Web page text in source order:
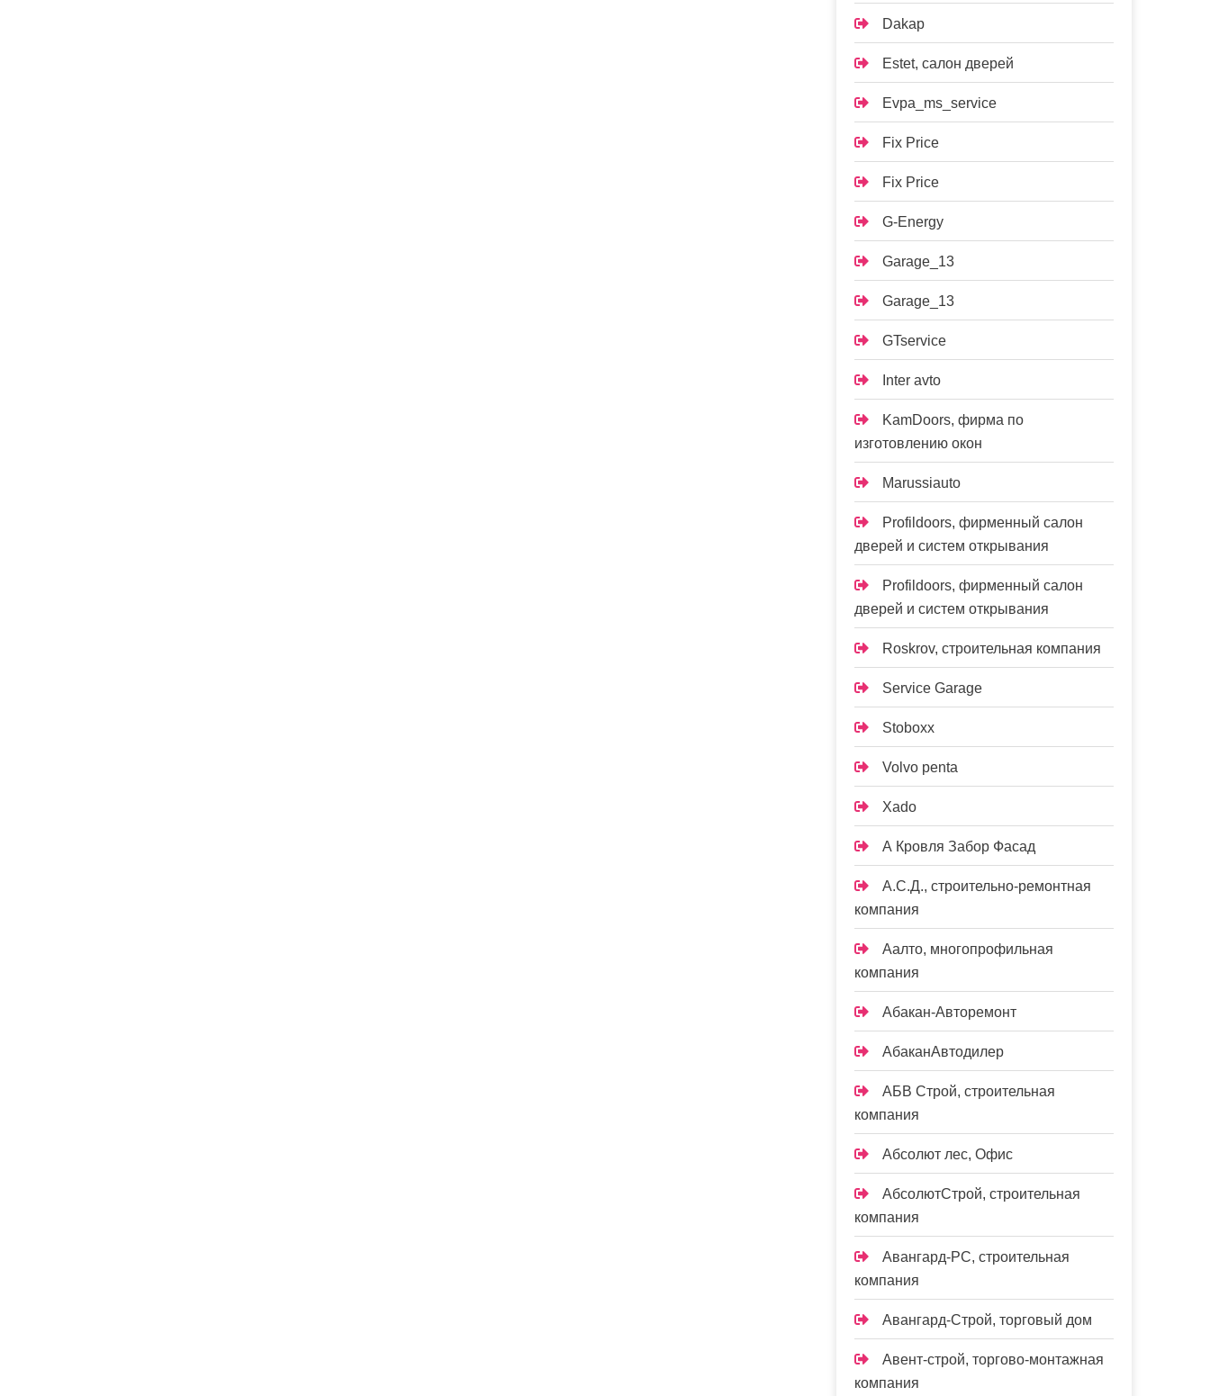
Dakap
Estet, салон дверей
Evpa_ms_service
Fix Price
Fix Price
G-Energy
Garage_13
Garage_13
GTservice
Inter avto
KamDoors, фирма по
изготовлению окон
Marussiauto
Profildoors, фирменный салон
дверей и систем открывания
Profildoors, фирменный салон
дверей и систем открывания
Roskrov, строительная компания
Service Garage
Stoboxx
Volvo penta
Xado
А Кровля Забор Фасад
А.С.Д., строительно-ремонтная
компания
Аалто, многопрофильная
компания
Абакан-Авторемонт
АбаканАвтодилер
АБВ Строй, строительная
компания
Абсолют лес, Офис
АбсолютСтрой, строительная
компания
Авангард-РС, строительная
компания
Авангард-Строй, торговый дом
Авент-строй, торгово-монтажная
компания